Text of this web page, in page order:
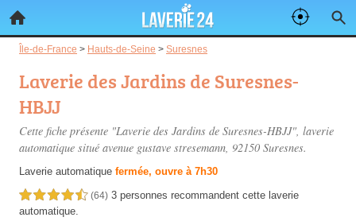
Île-de-France > Hauts-de-Seine > Suresnes
Laverie des Jardins de Suresnes-
HBJJ
Cette fiche présente "Laverie des Jardins de Suresnes-HBJJ", laverie
automatique situé avenue gustave stresemann, 92150 Suresnes.
Laverie automatique fermée, ouvre à 7h30
4,5 étoiles sur 5 (64) 3 personnes recommandent cette laverie
automatique.